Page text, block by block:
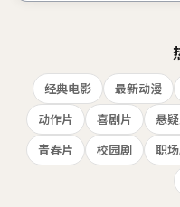
经典电影 最新动漫
动作片
喜剧片 悬
青春片
校园剧 职